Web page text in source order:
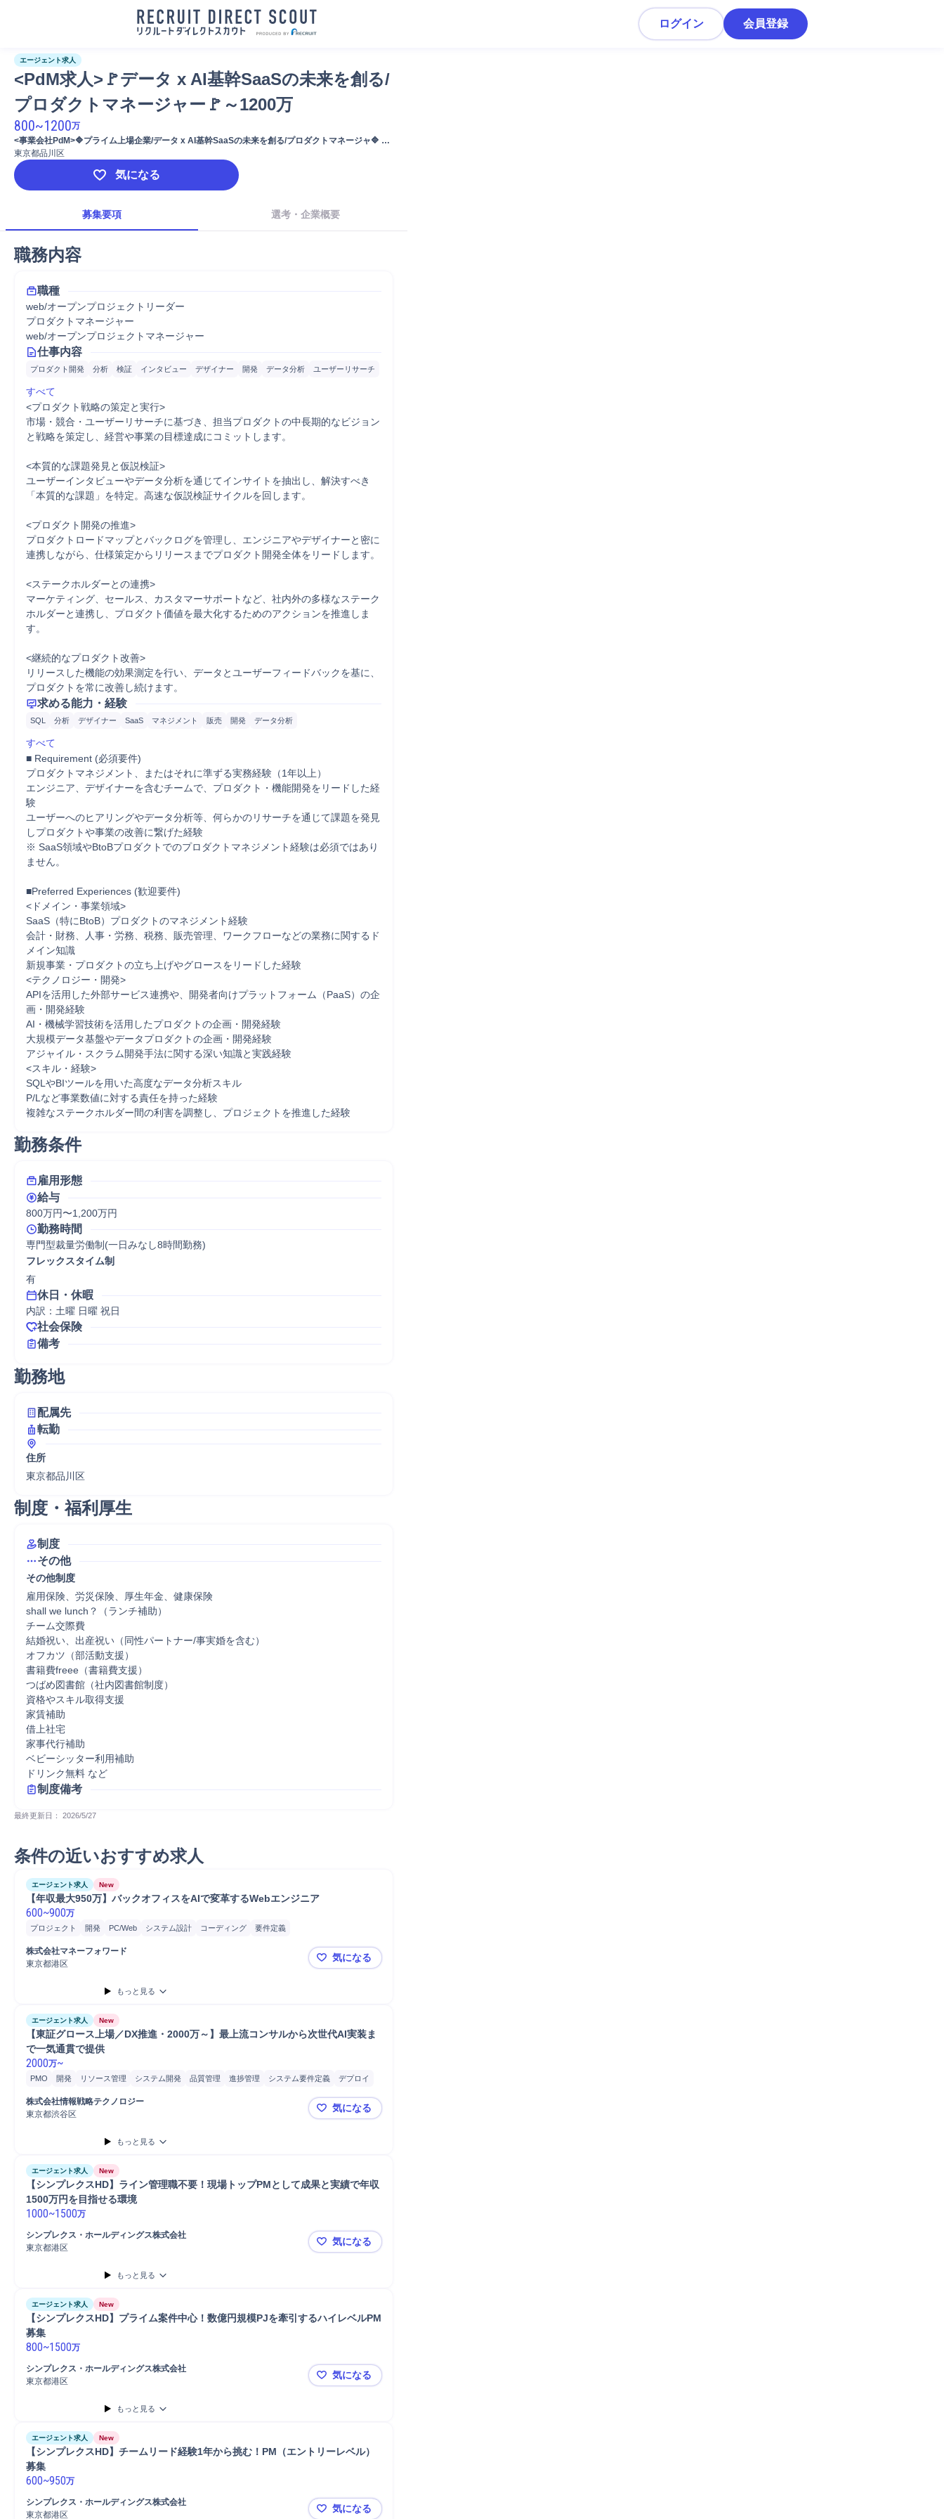
ログイン 会員登録
エージェント求人
<PdM求人>🚩データ x AI基幹SaaSの未来を創る/
プロダクトマネージャー🚩～1200万
800~1200万
<事業会社PdM>🔷プライム上場企業/データ x AI基幹SaaSの未来を創る/プロダクトマネージャ🔷 ～
1200万
東京都品川区
気になる
募集要項 選考・企業概要
職務内容
職種
web/オープンプロジェクトリーダー
プロダクトマネージャー
web/オープンプロジェクトマネージャー
仕事内容
プロダクト開発 分析 検証 インタビュー デザイナー 開発 データ分析 ユーザーリサーチ
すべて
<プロダクト戦略の策定と実行>
市場・競合・ユーザーリサーチに基づき、担当プロダクトの中長期的なビジョン
と戦略を策定し、経営や事業の目標達成にコミットします。
<本質的な課題発見と仮説検証>
ユーザーインタビューやデータ分析を通じてインサイトを抽出し、解決すべき
「本質的な課題」を特定。高速な仮説検証サイクルを回します。
<プロダクト開発の推進>
プロダクトロードマップとバックログを管理し、エンジニアやデザイナーと密に
連携しながら、仕様策定からリリースまでプロダクト開発全体をリードします。
<ステークホルダーとの連携>
マーケティング、セールス、カスタマーサポートなど、社内外の多様なステーク
ホルダーと連携し、プロダクト価値を最大化するためのアクションを推進しま
す。
<継続的なプロダクト改善>
リリースした機能の効果測定を行い、データとユーザーフィードバックを基に、
プロダクトを常に改善し続けます。
求める能力・経験
SQL 分析 デザイナー SaaS マネジメント 販売 開発 データ分析
すべて
■ Requirement (必須要件)
プロダクトマネジメント、またはそれに準ずる実務経験（1年以上）
エンジニア、デザイナーを含むチームで、プロダクト・機能開発をリードした経
験
ユーザーへのヒアリングやデータ分析等、何らかのリサーチを通じて課題を発見
しプロダクトや事業の改善に繋げた経験
※ SaaS領域やBtoBプロダクトでのプロダクトマネジメント経験は必須ではあり
ません。
■Preferred Experiences (歓迎要件)
<ドメイン・事業領域>
SaaS（特にBtoB）プロダクトのマネジメント経験
会計・財務、人事・労務、税務、販売管理、ワークフローなどの業務に関するド
メイン知識
新規事業・プロダクトの立ち上げやグロースをリードした経験
<テクノロジー・開発>
APIを活用した外部サービス連携や、開発者向けプラットフォーム（PaaS）の企
画・開発経験
AI・機械学習技術を活用したプロダクトの企画・開発経験
大規模データ基盤やデータプロダクトの企画・開発経験
アジャイル・スクラム開発手法に関する深い知識と実践経験
<スキル・経験>
SQLやBIツールを用いた高度なデータ分析スキル
P/Lなど事業数値に対する責任を持った経験
複雑なステークホルダー間の利害を調整し、プロジェクトを推進した経験
勤務条件
雇用形態
給与
800万円〜1,200万円
勤務時間
専門型裁量労働制(一日みなし8時間勤務)
フレックスタイム制
有
休日・休暇
内訳：土曜 日曜 祝日
社会保険
備考
勤務地
配属先
転勤
住所
東京都品川区
制度・福利厚生
制度
その他
その他制度
雇用保険、労災保険、厚生年金、健康保険
shall we lunch？（ランチ補助）
チーム交際費
結婚祝い、出産祝い（同性パートナー/事実婚を含む）
オフカツ（部活動支援）
書籍費freee（書籍費支援）
つばめ図書館（社内図書館制度）
資格やスキル取得支援
家賃補助
借上社宅
家事代行補助
ベビーシッター利用補助
ドリンク無料 など
制度備考
最終更新日： 2026/5/27
条件の近いおすすめ求人
エージェント求人 New
【年収最大950万】バックオフィスをAIで変革するWebエンジニア
600~900万
プロジェクト 開発 PC/Web システム設計 コーディング 要件定義
株式会社マネーフォワード
東京都港区
【年収最大950万】バックオフィスをAIで変革するWebエンジニア
気になる
もっと見る
エージェント求人 New
【東証グロース上場／DX推進・2000万～】最上流コンサルから次世代AI実装ま
で一気通貫で提供
2000万~
PMO 開発 リソース管理 システム開発 品質管理 進捗管理 システム要件定義
デプロイ
要件定義
コンサルティング業務
プロジェクトマネージャー
IT戦略策定
マネジメント
株式会社情報戦略テクノロジー
東京都渋谷区
【東証グロース上場／DX推進・2000万～】最上流コンサルから次世代AI実装まで一気通貫で提供
気になる
もっと見る
エージェント求人 New
【シンプレクスHD】ライン管理職不要！現場トップPMとして成果と実績で年収
1500万円を目指せる環境
1000~1500万
シンプレクス・ホールディングス株式会社
東京都港区
【シンプレクスHD】ライン管理職不要！現場トップPMとして成果と実績で年収1500万円を目指せる環境
気になる
もっと見る
エージェント求人 New
【シンプレクスHD】プライム案件中心！数億円規模PJを牽引するハイレベルPM
募集
800~1500万
シンプレクス・ホールディングス株式会社
東京都港区
【シンプレクスHD】プライム案件中心！数億円規模PJを牽引するハイレベルPM募集
気になる
もっと見る
エージェント求人 New
【シンプレクスHD】チームリード経験1年から挑む！PM（エントリーレベル）
募集
600~950万
シンプレクス・ホールディングス株式会社
東京都港区
【シンプレクスHD】チームリード経験1年から挑む！PM（エントリーレベル）募集
気になる